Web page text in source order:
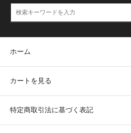
ホーム
カートを見る
特定商取引法に基づく表記